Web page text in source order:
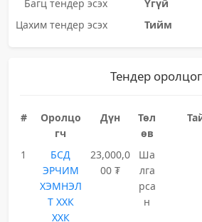
Багц тендер эсэх
Үгүй
Цахим тендер эсэх
Тийм
Тендер
#
Оролцо
гч
Дүн
Төл
өв
1
БСД
ЭРЧИМ
ХЭМНЭЛ
Т ХХК
ХХК
23,000,0
00 ₮
Ша
лга
рса
н